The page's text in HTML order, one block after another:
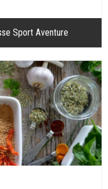
Sport Aventure